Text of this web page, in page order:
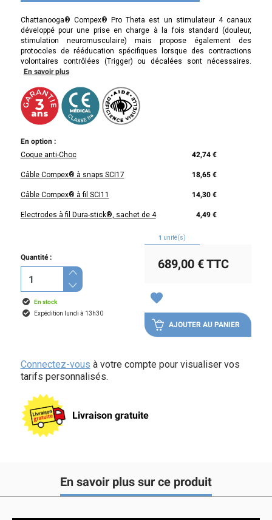
Chattanooga® Compex® Pro Theta est un stimulateur 4 canaux
développé pour une prise en charge à la fois standard (douleur,
stimulation neuromusculaire) mais propose également des
protocoles de rééducation spécifiques lorsque des contractions
volontaires contrôlées (Trigger) ou décalées sont nécessaires.
En savoir plus
En option :
Coque anti-Choc
42,74 €
Câble Compex® à snaps SCI17 18,65 €
Câble Compex® à fil SCI11 14,30 €
Electrodes à fil Dura-stick®, sachet de 4 4,49 €
Quantité :
En stock
Expédition lundi à 13h30
1 unité(s)
689,00 €TTC
favorite
AJOUTER AU PANIER
Connectez-vous à votre compte pour visualiser vos
tarifs personnalisés.
Livraison gratuite
En savoir plus sur ce produit